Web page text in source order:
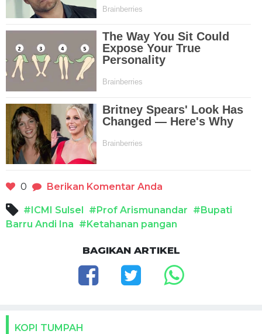
0 Berikan Komentar Anda
#ICMI Sulsel #Prof Arismunandar #Bupati
Barru Andi Ina #Ketahanan pangan
BAGIKAN ARTIKEL
KOPI TUMPAH